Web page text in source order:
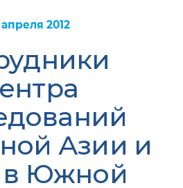
2012
Азии и
Южной